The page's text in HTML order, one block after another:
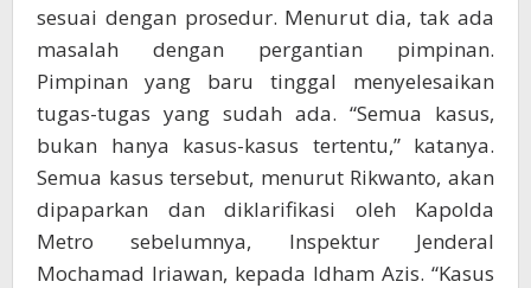
sesuai dengan prosedur. Menurut dia, tak ada
masalah dengan pergantian pimpinan.
Pimpinan yang baru tinggal menyelesaikan
tugas-tugas yang sudah ada. “Semua kasus,
bukan hanya kasus-kasus tertentu,” katanya.
Semua kasus tersebut, menurut Rikwanto, akan
dipaparkan dan diklarifikasi oleh Kapolda
Metro sebelumnya, Inspektur Jenderal
Mochamad Iriawan, kepada Idham Azis. “Kasus